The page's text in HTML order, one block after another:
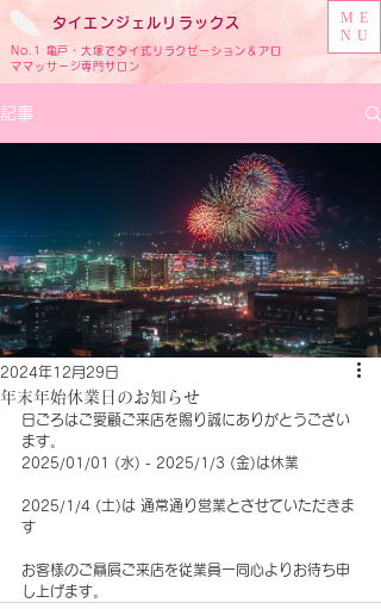
ME
NU
タイ エンジェル リラックス
No.1 亀戸・大塚でタイ式リラクゼーション＆アロ
ママッサージ専門サロン
記事
年末年始休業日のお知らせ
2024年12月29日
日ごろはご愛顧ご来店を賜り誠にありがとうござい
ます。
2025/01/01 (水) - 2025/1/3 (金)は休業
2025/1/4 (土)は 通常通り営業とさせていただきま
す
お客様のご贔屓ご来店を従業員一同心よりお待ち申
し上げます。